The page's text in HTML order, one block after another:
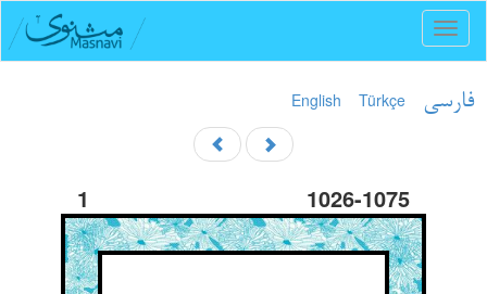
English Türkçe فارسی
1 1026-1075